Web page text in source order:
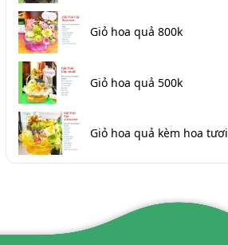
Giỏ hoa quả 800k
Giỏ hoa quả 500k
Giỏ hoa quả kèm hoa tươi